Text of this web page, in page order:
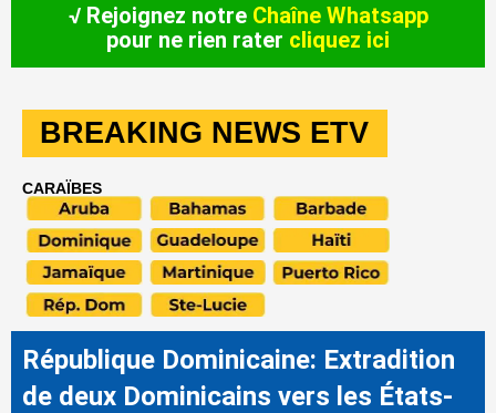
√ Rejoignez notre Chaîne Whatsapp
pour ne rien rater cliquez ici
BREAKING NEWS ETV
CARAÏBES
République Dominicaine: Extradition
de deux Dominicains vers les États-